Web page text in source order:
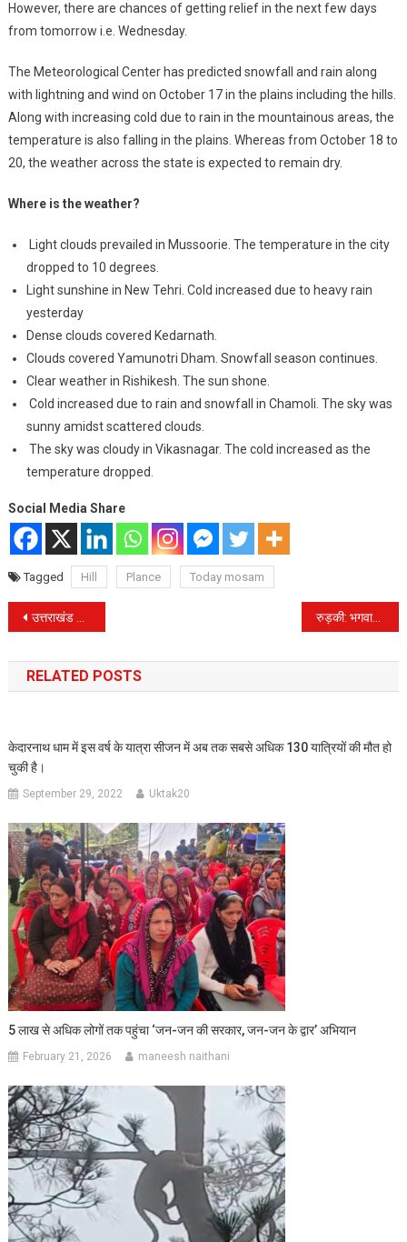
However, there are chances of getting relief in the next few days
from tomorrow i.e. Wednesday.
The Meteorological Center has predicted snowfall and rain along
with lightning and wind on October 17 in the plains including the hills.
Along with increasing cold due to rain in the mountainous areas, the
temperature is also falling in the plains. Whereas from October 18 to
20, the weather across the state is expected to remain dry.
Where is the weather?
Light clouds prevailed in Mussoorie. The temperature in the city
dropped to 10 degrees.
Light sunshine in New Tehri. Cold increased due to heavy rain
yesterday
Dense clouds covered Kedarnath.
Clouds covered Yamunotri Dham. Snowfall season continues.
Clear weather in Rishikesh. The sun shone.
Cold increased due to rain and snowfall in Chamoli. The sky was
sunny amidst scattered clouds.
The sky was cloudy in Vikasnagar. The cold increased as the
temperature dropped.
Social Media Share
Tagged Hill Plance Today mosam
Post
navigation
उत्तराखंड खेल महाकुभ: मे पहली बार न्याय पंचायत स्तर पर प्रतिभागियों को पुरस्कार राशि दी जाएगी रुड़की: भगवानपुर औद्योगिक क्षेत्र मे देर रात फैक्टरी में लगी आग
RELATED POSTS
केदारनाथ धाम में इस वर्ष के यात्रा सीजन में अब तक सबसे अधिक 130 यात्रियों की मौत हो
चुकी है।
September 29, 2022 Uktak20
5 लाख से अधिक लोगों तक पहुंचा ‘जन-जन की सरकार, जन-जन के द्वार’ अभियान
February 21, 2026 maneesh naithani